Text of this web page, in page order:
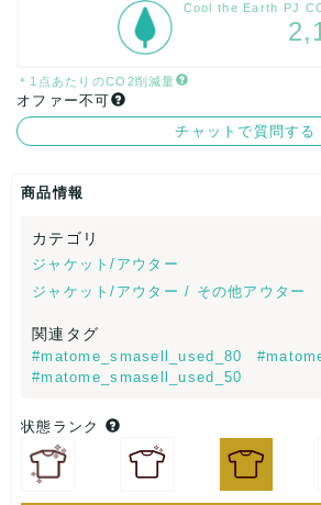
Cool the Earth PJ
＊1点あたりのCO2削減量
オファー不可
チャットで質問する
商品情報
カテゴリ
ジャケット/アウター
ジャケット/アウター / その他アウター
関連タグ
#matome_smasell_used_80
#matome_smasell_used_50
状態ランク